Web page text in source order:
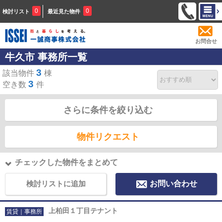
検討リスト 0 最近見た物件 0
お問合せ
牛久市 事務所一覧
該当物件 3 棟
空き数 3 件
さらに条件を絞り込む
物件リクエスト
チェックした物件をまとめて
検討リストに追加 お問い合わせ
賃貸｜事務所 上柏田１丁目テナント